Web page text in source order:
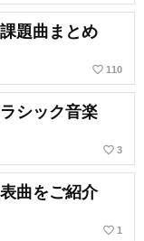
題曲まとめ
favorite_border 110
シック音楽
favorite_border 3
曲をご紹介
favorite_border 1